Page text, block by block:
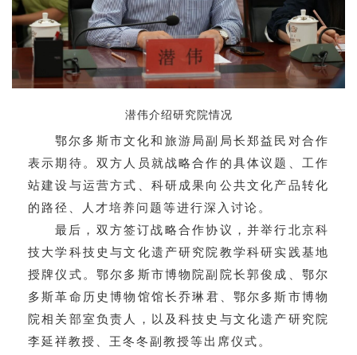
潜伟介绍研究院情况
鄂尔多斯市文化和旅游局副局长郑益民 对合作
表示期待。双方人员就战略合作的具体议题、工作
站建设与运营方式、科研成果向公共文化产品转化
的路径、人才培养问题等进行深入讨论。
最后，双方签订战略合作协议，并举行北京科
技大学科技史与文化遗产研究院教学科研实践基地
授牌仪式。鄂尔多斯市博物院副院长郭俊成
、鄂尔
多斯革命历史博物馆馆长乔琳君 、鄂尔多斯市博物
院相关部室负责人，以及科技史与文化遗产研究院
李延祥教授、 王冬冬副教授等出席仪式。